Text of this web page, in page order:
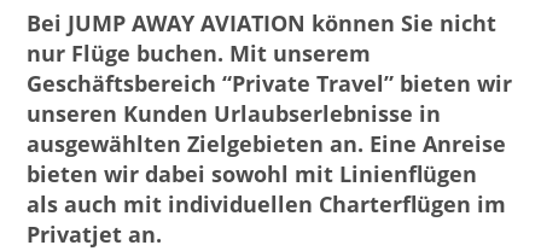
Bei JUMP AWAY AVIATION können Sie nicht
nur Flüge buchen. Mit unserem
Geschäftsbereich “Private Travel” bieten wir
unseren Kunden Urlaubserlebnisse in
ausgewählten Zielgebieten an. Eine Anreise
bieten wir dabei sowohl mit Linienflügen
als auch mit individuellen Charterflügen im
Privatjet an.